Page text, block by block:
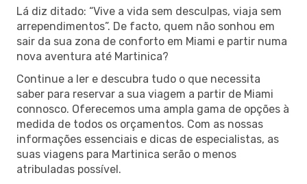
Lá diz ditado: “Vive a vida sem desculpas, viaja sem
arrependimentos”. De facto, quem não sonhou em
sair da sua zona de conforto em Miami e partir numa
nova aventura até Martinica?
Continue a ler e descubra tudo o que necessita
saber para reservar a sua viagem a partir de Miami
connosco. Oferecemos uma ampla gama de opções à
medida de todos os orçamentos. Com as nossas
informações essenciais e dicas de especialistas, as
suas viagens para Martinica serão o menos
atribuladas possível.